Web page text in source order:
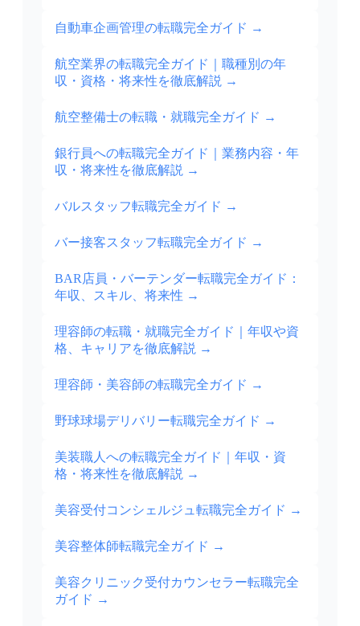
自動車企画管理の転職完全ガイド →
航空業界の転職完全ガイド｜職種別の年
収・資格・将来性を徹底解説 →
航空整備士の転職・就職完全ガイド →
銀行員への転職完全ガイド｜業務内容・年
収・将来性を徹底解説 →
バルスタッフ転職完全ガイド →
バー接客スタッフ転職完全ガイド →
BAR店員・バーテンダー転職完全ガイド：
年収、スキル、将来性 →
理容師の転職・就職完全ガイド｜年収や資
格、キャリアを徹底解説 →
理容師・美容師の転職完全ガイド →
野球球場デリバリー転職完全ガイド →
美装職人への転職完全ガイド｜年収・資
格・将来性を徹底解説 →
美容受付コンシェルジュ転職完全ガイド →
美容整体師転職完全ガイド →
美容クリニック受付カウンセラー転職完全
ガイド →